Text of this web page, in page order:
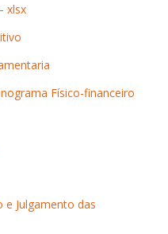
xlsx
Físico-financeiro
e Julgamento das